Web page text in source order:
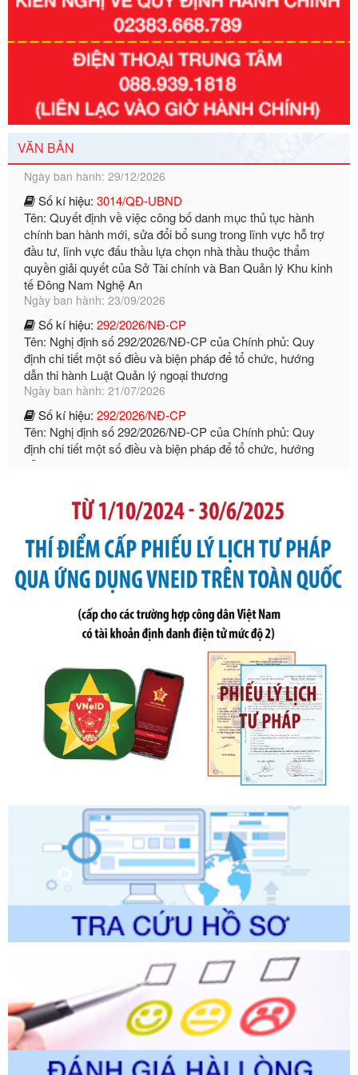
VĂN BẢN
351/2025/NĐ-CP
Tên: Nghị định số 351/2025/NĐ-CP của Chính phủ: Quy
định chuẩn nghèo đa chiều quốc gia giai đoạn 2026 - 2030
Ngày ban hành: 29/12/2026
Số kí hiệu:3014/QĐ-UBND
Tên: Quyết định về việc công bố danh mục thủ tục hành
chính ban hành mới, sửa đổi bổ sung trong lĩnh vực hỗ trợ
đầu tư, lĩnh vực đấu thầu lựa chọn nhà thầu thuộc thẩm
quyền giải quyết của Sở Tài chính và Ban Quản lý Khu kinh
tế Đông Nam Nghệ An
Ngày ban hành: 23/09/2026
Số kí hiệu: 292/2026/NĐ-CP
Tên: Nghị định số 292/2026/NĐ-CP của Chính phủ: Quy
định chi tiết một số điều và biện pháp để tổ chức, hướng
dẫn thi hành Luật Quản lý ngoại thương
Ngày ban hành: 21/07/2026
Số kí hiệu:292/2026/NĐ-CP
Tên: Nghị định số 292/2026/NĐ-CP của Chính phủ: Quy
định chi tiết một số điều và biện pháp để tổ chức, hướng
dẫn thi hành Luật Quản lý ngoại thương
Ngày ban hành: 21/07/2026
bỏ Thông tư số 87/2019/TT- BТC ngày 19 tháng 12 năm
2019 của Bộ trưởng Bộ Tài chính hướng dẫn thực hiện xử
phạt vi phạm hành chính trong lĩnh vực kho bạc nhà nước
Ngày ban hành: 21/07/2026
Số kí hiệu:291/2026/NĐ-CP
Tên: Nghị định số 291/2026/NĐ-CP của Chính phủ: Sửa
đổi, bổ sung một số điều của Nghị định số 125/2020/NĐ-СР
ngày 19 tháng 10 năm 2020 của Chính phủ quy định xử
phạt vi phạm hành chính về thuế, hóa đơn được sửa đổi, bổ
sung bởi Nghị định số 102/2021/NĐ-CP
Ngày ban hành: 20/07/2026
Số kí hiệu:2303/QĐ-UBND
Tên: Quyết định công bố Danh mục thủ tục hành chính mới
ban hành, được sửa đổi, bổ sung, bị bãi bỏ và phê duyệt
Quy trình nội bộ, quy trình điện tử giải quyết thủ tục hành
chính trong một số lĩnh vực thuộc phạm vi chức năng quản
Số kí hiệu:2304/QĐ-UBND
Tên: Quyết định công bố Danh mục thủ tục hành chính
được sửa đổi, bổ sung và phê duyệt Quy trình nội bộ, quy
trình điện tử giải quyết thủ tục hành chính trong lĩnh vực Du
lịch thuộc phạm vi chức năng quản lý của Sở Văn hóa, Thể
thao và Du lịch
Ngày ban hành: 01/06/2026
Số kí hiệu:2310/QĐ-UBND
Tên: Về việc công bố Danh mục thủ tục hành chính sửa
đổi, bổ sung và phê duyệt Quy trình nội bộ, quy trình điện tử
trong giải quyết thủtục hành chính lĩnh vực biến đổi khí hậu
thuộc phạm vi giải quyết của Sở Nông nghiệp và Môi
trường
Ngày ban hành: 01/06/2026
Số kí hiệu:2300/QĐ-UBND